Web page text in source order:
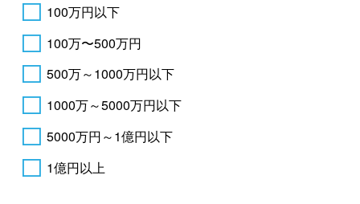
100万円以下
100万〜500万円
500万～1000万円以下
1000万～5000万円以下
5000万円～1億円以下
1億円以上